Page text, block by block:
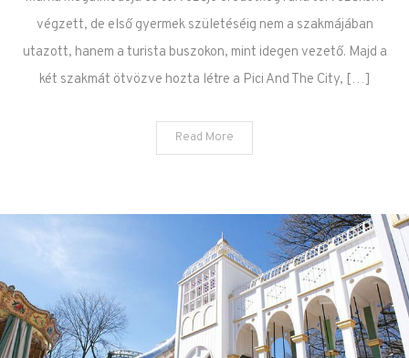
végzett, de első gyermek születéséig nem a szakmájában
utazott, hanem a turista buszokon, mint idegen vezető. Majd a
két szakmát ötvözve hozta létre a Pici And The City, […]
Read More